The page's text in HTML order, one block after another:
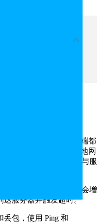
应的策略调整。
原因
失败步骤
败原因
他远程访问协议，客户端都
务器的IP地址。如果本地网
限制，客户端可能无法与服
室网络的带宽拥塞可能会增
达服务器并触发超时。
包，使用 Ping 和